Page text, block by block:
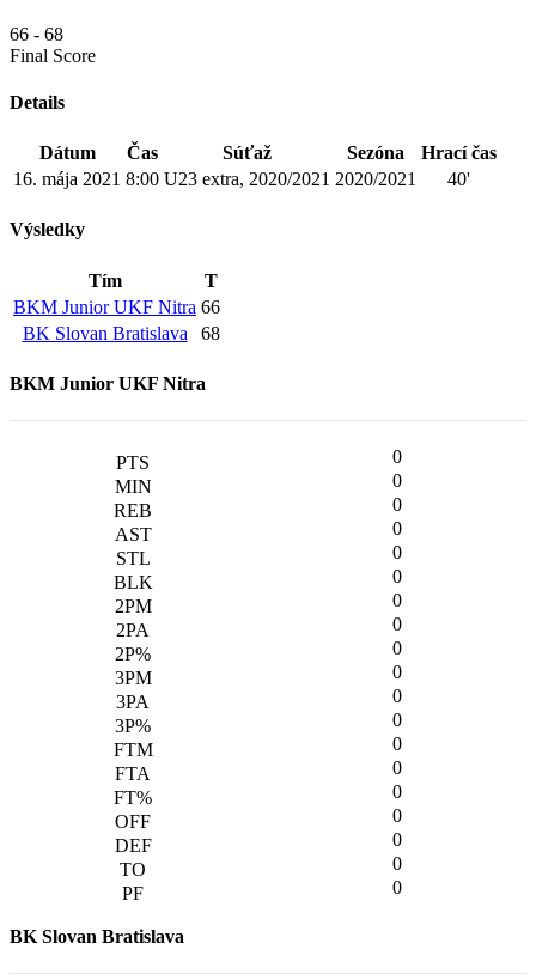
66 - 68
Final Score
Details
Dátum Čas Súťaž Sezóna
Hrací čas
16. mája 2021 8:00 U23 extra, 2020/2021 2020/2021 40'
Výsledky
Tím
T
BKM Junior UKF Nitra 66
BK Slovan Bratislava
68
BKM Junior UKF Nitra
0
0
0
0
0
0
0
0
0
0
0
0
0
0
0
0
0
0
0
BK Slovan Bratislava